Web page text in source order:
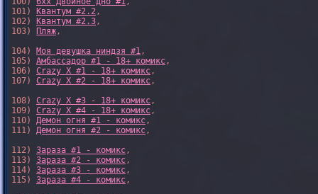
101)
Квантум #2.2,
102)
Квантум #2.3,
103)
Пляж,
104) Моя девушка ниндзя #1,
105) Амбассадор #1 - 18+ комикс,
106) Crazy X #1 - 18+ комикс,
107) Crazy X #2 - 18+ комикс,
108) Crazy X #3 - 18+ комикс,
109) Crazy X #4 - 18+ комикс,
110) Демон огня #1 - комикс,
111) Демон огня #2 - комикс,
112) Зараза #1 - комикс,
113) Зараза #2 - комикс,
114) Зараза #3 - комикс,
115) Зараза #4 - комикс,